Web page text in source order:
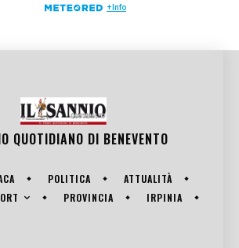
QUOTIDIANO DI BENEVENTO
POLITICA
ATTUALITÀ
PROVINCIA
IRPINIA